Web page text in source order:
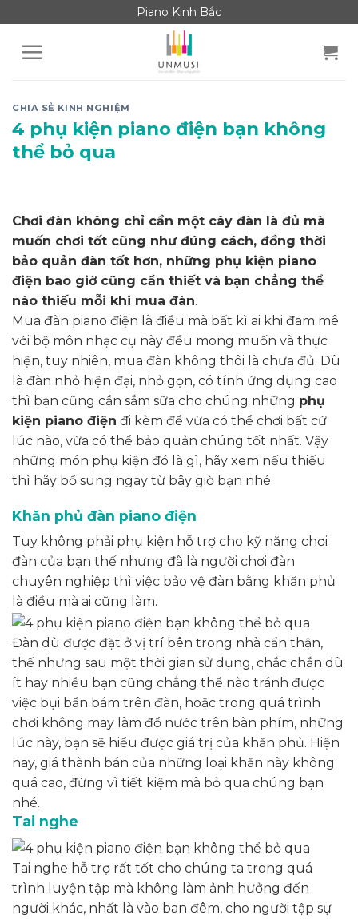
to
content
Piano Kinh Bắc
CHIA SẺ KINH NGHIỆM
4 phụ kiện piano điện bạn không
thể bỏ qua
Chơi đàn không chỉ cần một cây đàn là đủ mà
muốn chơi tốt cũng như đúng cách, đồng thời
bảo quản đàn tốt hơn, những phụ kiện piano
điện bao giờ cũng cần thiết và bạn chẳng thể
nào thiếu mỗi khi mua đàn.
Mua đàn piano điện là điều mà bất kì ai khi đam mê
với bộ môn nhạc cụ này đều mong muốn và thực
hiện, tuy nhiên, mua đàn không thôi là chưa đủ. Dù
là đàn nhỏ hiện đại, nhỏ gọn, có tính ứng dụng cao
thì bạn cũng cần sắm sữa cho chúng những phụ
kiện piano điện đi kèm để vừa có thể chơi bất cứ
lúc nào, vừa có thể bảo quản chúng tốt nhất. Vậy
những món phụ kiện đó là gì, hãy xem nếu thiếu
thì hãy bổ sung ngay từ bây giờ bạn nhé.
Khăn phủ đàn piano điện
Tuy không phải phụ kiện hỗ trợ cho kỹ năng chơi
đàn của bạn thế nhưng đã là người chơi đàn
chuyên nghiệp thì việc bảo vệ đàn bằng khăn phủ
là điều mà ai cũng làm.
Đàn dù được đặt ở vị trí bên trong nhà cẩn thận,
thế nhưng sau một thời gian sử dụng, chắc chắn dù
ít hay nhiều bạn cũng chẳng thể nào tránh được
việc bụi bẩn bám trên đàn, hoặc trong quá trình
chơi không may làm đổ nước trên bàn phím, những
lúc này, bạn sẽ hiểu được giá trị của khăn phủ. Hiện
nay, giá thành bán của những loại khăn này không
quá cao, đừng vì tiết kiệm mà bỏ qua chúng bạn
nhé.
Tai nghe
Tai nghe hỗ trợ rất tốt cho chúng ta trong quá
trình luyện tập mà không làm ảnh hưởng đến
người khác, nhất là vào ban đêm, cho người tập sự